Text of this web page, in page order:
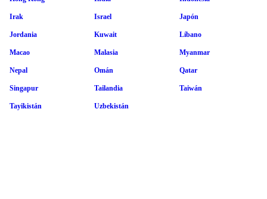
Irak Israel Japón
Jordania Kuwait Líbano
Macao Malasia Myanmar
Nepal Omán Qatar
Singapur Tailandia Taiwán
Tayikistán Uzbekistán